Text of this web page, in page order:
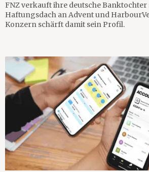
FNZ verkauft ihre deutsche Banktochter
Haftungsdach an Advent und
Konzern schärft damit sein Profil.